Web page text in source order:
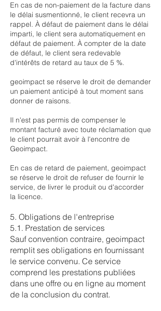
En cas de non-paiement de la facture dans
le délai susmentionné, le client recevra un
rappel. À défaut de paiement dans le délai
imparti, le client sera automatiquement en
défaut de paiement. À compter de la date
de défaut, le client sera redevable
d'intérêts de retard au taux de 5 %.
geoimpact se réserve le droit de demander
un paiement anticipé à tout moment sans
donner de raisons.
Il n'est pas permis de compenser le
montant facturé avec toute réclamation que
le client pourrait avoir à l'encontre de
Geoimpact.
En cas de retard de paiement, geoimpact
se réserve le droit de refuser de fournir le
service, de livrer le produit ou d'accorder
la licence.
5. Obligations de l'entreprise
5.1. Prestation de services
Sauf convention contraire, geoimpact
remplit ses obligations en fournissant
le service convenu. Ce service
comprend les prestations publiées
dans une offre ou en ligne au moment
de la conclusion du contrat.